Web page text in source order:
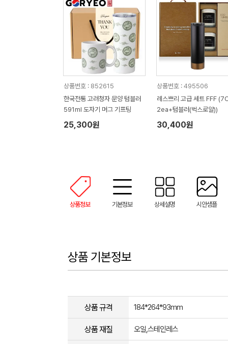
상품번호 : 852615
한국전통 고려청자 문양 텀블러
591ml 도자기 머그 기프팅
25,300원
상품번호 : 495506
레스쁘리 고급 세트 FFF
2ea+텀블러(벅스로얄))
30,400원
상품정보 기본정보 상세설명 시안샘플
상품 기본정보
상품 규격 184*264*93mm
상품 재질 오일,스테인레스